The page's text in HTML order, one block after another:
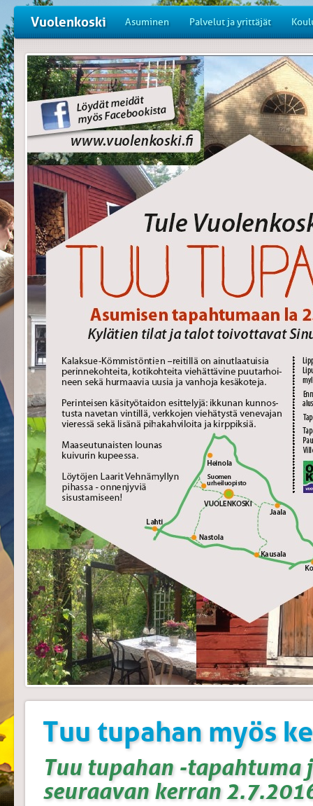
Vuolenkoski Asuminen Palvelut ja yrittäjät
Tuu tupahan myös
Tuu tupahan -tapahtuma
seuraavan kerran